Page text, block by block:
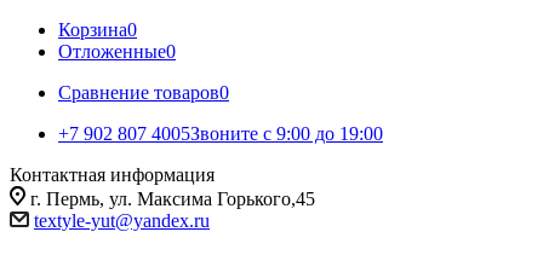
Корзина0
Отложенные0
Сравнение товаров0
+7 902 807 4005Звоните с 9:00 до 19:00
Контактная информация
г. Пермь, ул. Максима Горького,45
textyle-yut@yandex.ru